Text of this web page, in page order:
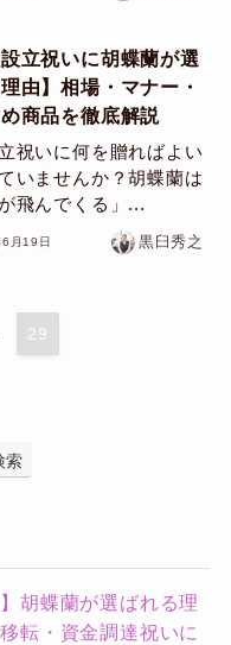
設立祝いに胡蝶蘭が選
由】相場・マナー・
商品を徹底解説
祝いに何を贈ればよい
いませんか？胡蝶蘭は
が飛んでくる」...
月19日 黒臼秀之
29
索
胡蝶蘭が選ばれる理
転・資金調達祝いに